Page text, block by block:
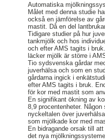
Automatiska
Målet med denna studie
också en jämförelse av
mastit. Då en del
Tidigare studier på hur
tankmjölk och hos
och efter AMS tagits i
läcker mjölk är större i
Tio sydsvenska gårdar
juverhälsa och som en
gårdarna ingick i
efter AMS tagits i bruk.
för kor med mastit som
En signifikant ökning av
8,9 procentenheter.
nyckeltalen över
som mjölkade kor med
En bidragande orsak till
det nya